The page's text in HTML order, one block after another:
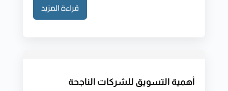
قراءة المزيد
أهمية التسويق للشركات الناجحة